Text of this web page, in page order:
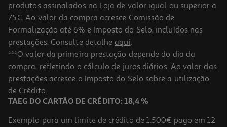
1.0
Balança Wc Electrónica Beurer Bf180
27.99 €/un
27,99 €
produtos assinalados na Loja de valor igual ou superior a
75€. Ao valor da compra acresce Comissão de
Formalização até 6% e Imposto do Selo, incluídos nas
prestações. Consulte detalhe aqui.
***O valor da primeira prestação depende do dia da
compra, refletindo o cálculo de juros diários. Ao valor das
prestações acresce o Imposto do Selo sobre a utilização
de Crédito.
TAEG DO CARTÃO DE CRÉDITO: 18,4 %
Exemplo para um limite de crédito de 1.500€ pago em 12